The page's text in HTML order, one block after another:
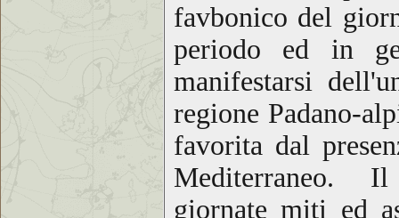
favbonico del
periodo ed in
manifestarsi
regione Padano-
favorita dal
Mediterraneo. Il
giornate miti ed